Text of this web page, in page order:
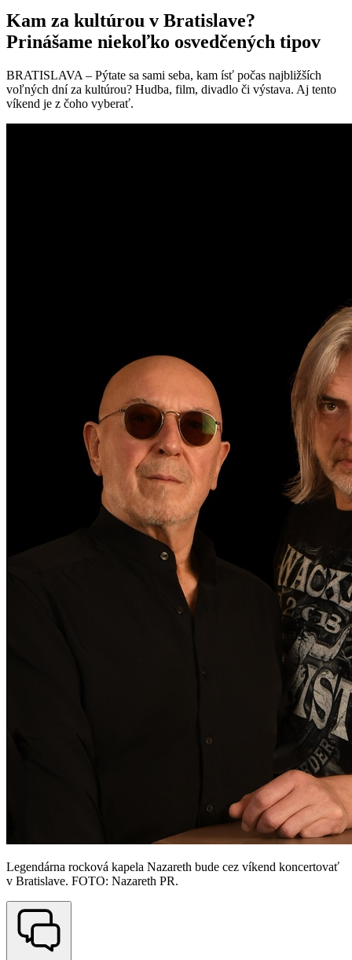
Kam za kultúrou v Bratislave?
Prinášame niekoľko osvedčených tipov
BRATISLAVA – Pýtate sa sami seba, kam ísť počas najbližších
voľných dní za kultúrou? Hudba, film, divadlo či výstava. Aj tento
víkend je z čoho vyberať.
Legendárna rocková kapela Nazareth bude cez víkend koncertovať
v Bratislave. FOTO: Nazareth PR.